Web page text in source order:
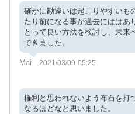
確かに勘違いは起こりやすいも
たり前になる事が過去にははあ
とって良い方法を検討し、未来
できました。
Mai 2021/03/09 05:25
権利と思われないよう布石を打
なるほどなと思いました。